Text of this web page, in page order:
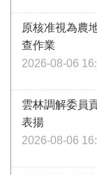
原核准視為農
查作業
2026-08-06
雲林調解委員
表揚
2026-08-06